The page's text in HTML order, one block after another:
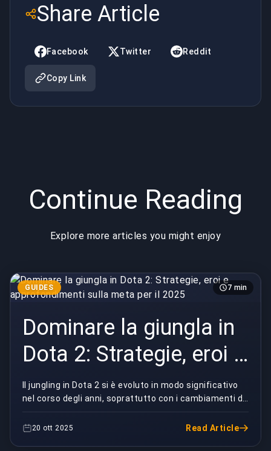
eroi e
approfondimenti
sulla meta
comunità
Share Article
Facebook Twitter Reddit
Copy Link
Continue Reading
Explore more articles you might enjoy
GUIDES 7 min
Dominare la giungla in
Dota 2: Strategie, eroi e
approfondimenti sulla
meta per il 2025
Il jungling in Dota 2 si è evoluto in modo significativo
nel corso degli anni, soprattutto con i cambiamenti di
mappa e di meta che hanno ridefinito i...
20 ott 2025 Read Article